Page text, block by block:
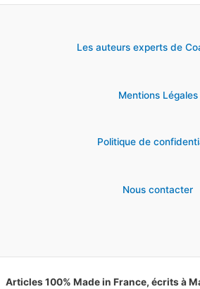
Les auteurs experts de
Mentions Légales
Politique de
Nous contacter
Articles 100% Made in France, écrits à